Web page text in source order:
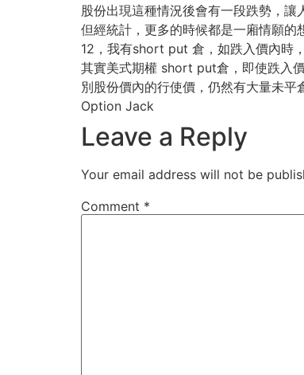
股份出現這種情況後會有一段跌勢，讓
但經統計，更多的時候都是一廂情願的
12，我有short put 倉，如跌入價內時
其實美式期權 short put倉，即使跌入
別股份價內的行使價，仍然有大量未平
Option Jack
Leave a Reply
Your email address will not be
Comment *